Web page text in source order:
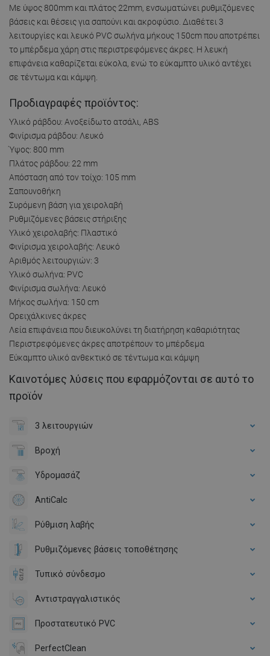
Με ύψος 800mm και πλάτος 22mm, ενσωματώνει ρυθμιζόμενες
βάσεις και θέσεις για σαπούνι και ακροφύσιο. Διαθέτει 3
λειτουργίες και λευκό PVC σωλήνα μήκους 150cm που αποτρέπει
το μπέρδεμα χάρη στις περιστρεφόμενες άκρες. Η λευκή
επιφάνεια καθαρίζεται εύκολα, ενώ το εύκαμπτο υλικό αντέχει
σε τέντωμα και κάμψη.
Προδιαγραφές προϊόντος:
Υλικό ράβδου: Ανοξείδωτο ατσάλι, ABS
Φινίρισμα ράβδου: Λευκό
Ύψος: 800 mm
Πλάτος ράβδου: 22 mm
Απόσταση από τον τοίχο: 105 mm
Σαπουνοθήκη
Συρόμενη βάση για χειρολαβή
Ρυθμιζόμενες βάσεις στήριξης
Υλικό χειρολαβής: Πλαστικό
Φινίρισμα χειρολαβής: Λευκό
Αριθμός λειτουργιών: 3
Υλικό σωλήνα: PVC
Φινίρισμα σωλήνα: Λευκό
Μήκος σωλήνα: 150 cm
Ορειχάλκινες άκρες
Λεία επιφάνεια που διευκολύνει τη διατήρηση καθαριότητας
Περιστρεφόμενες άκρες αποτρέπουν το μπέρδεμα
Εύκαμπτο υλικό ανθεκτικό σε τέντωμα και κάμψη
Καινοτόμες λύσεις που εφαρμόζονται σε αυτό το
προϊόν
3 λειτουργιών
Βροχή
Υδρομασάζ
AntiCalc
Ρύθμιση λαβής
Ρυθμιζόμενες βάσεις τοποθέτησης
Τυπικό σύνδεσμο
Αντιστραγγαλιστικός
Προστατευτικό PVC
PerfectClean